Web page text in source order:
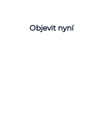
Objevit nyní